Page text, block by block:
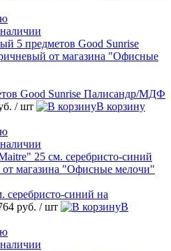
Good Sunrise Палисандр/МДФ
/ шт
В корзину
серебристо-синий на
руб. / шт
В